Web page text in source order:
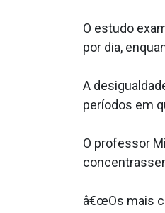
O estudo
por dia,
A
períodos em
O professor
â€œOs mais